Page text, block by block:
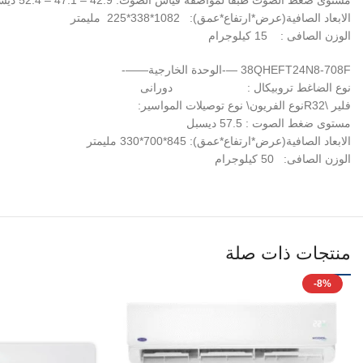
الابعاد الصافية(عرض*ارتفاع*عمق): 1082*338*225 مليمتر
الوزن الصافى : 15 كيلوجرام
38QHEFT24N8-708F —-الوحدة الخارجية——-
نوع الضاغط تروبيكال : دورانى
فلير \R32نوع الفريون\ نوع توصيلات المواسير:
مستوى ضغط الصوت : 57.5 ديسبل
الابعاد الصافية(عرض*ارتفاع*عمق): 845*700*330 مليمتر
الوزن الصافى: 50 كيلوجرام
منتجات ذات صلة
-8%